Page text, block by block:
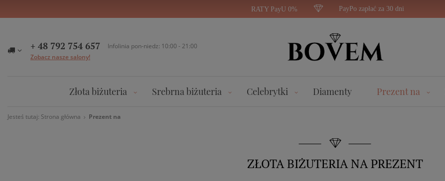
RATY PayU 0% PayPo zapłać za 30 dni
+ 48 792 754 657
Infolinia pon-niedz: 10:00 - 21:00
Zobacz nasze salony!
Złota biżuteria Srebrna biżuteria Celebrytki Diamenty Prezent na
Jesteś tutaj: Strona główna Prezent na
ZŁOTA BIŻUTERIA NA PREZENT